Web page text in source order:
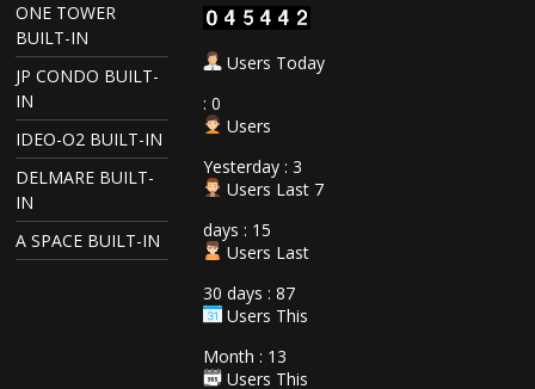
ONE TOWER
BUILT-IN
JP CONDO BUILT-
IN
IDEO-O2 BUILT-IN
DELMARE BUILT-
IN
A SPACE BUILT-IN
Users Today
: 0
Users
Yesterday : 3
Users Last 7
days : 15
Users Last
30 days : 87
Users This
Month : 13
Users This